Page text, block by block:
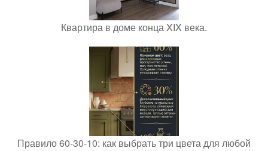
Квартира в доме конца XIX века.
Правило 60-30-10: как выбрать три цвета для любой